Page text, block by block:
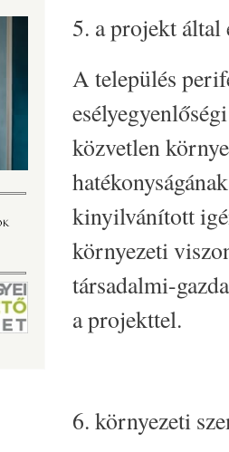
5. a projekt által
A település
közvetlen
kinyilvánított
környezeti
társadalmi-
a projekttel.
6. környezeti